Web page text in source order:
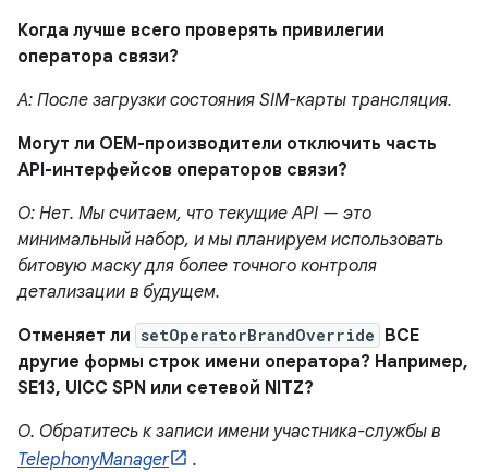
Когда лучше всего проверять привилегии
оператора связи?
A: После загрузки состояния SIM-карты трансляция.
Могут ли OEM-производители отключить часть
API-интерфейсов операторов связи?
О: Нет. Мы считаем, что текущие API — это
минимальный набор, и мы планируем использовать
битовую маску для более точного контроля
детализации в будущем.
Отменяет ли setOperatorBrandOverride ВСЕ
другие формы строк имени оператора? Например,
SE13, UICC SPN или сетевой NITZ?
О. Обратитесь к записи имени участника-службы в
TelephonyManager
.